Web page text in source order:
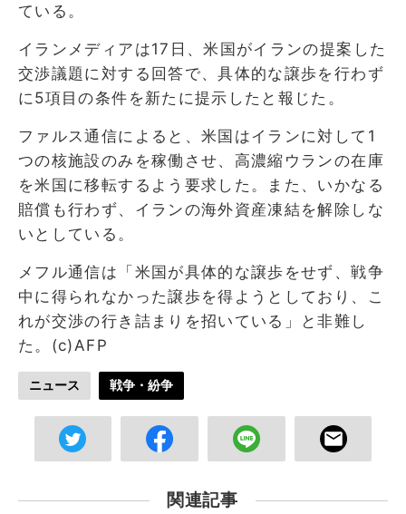
ている。
イランメディアは17日、米国がイランの提案した
交渉議題に対する回答で、具体的な譲歩を行わず
に5項目の条件を新たに提示したと報じた。
ファルス通信によると、米国はイランに対して1
つの核施設のみを稼働させ、高濃縮ウランの在庫
を米国に移転するよう要求した。また、いかなる
賠償も行わず、イランの海外資産凍結を解除しな
いとしている。
メフル通信は「米国が具体的な譲歩をせず、戦争
中に得られなかった譲歩を得ようとしており、こ
れが交渉の行き詰まりを招いている」と非難し
た。(c)AFP
ニュース 戦争・紛争
関連記事